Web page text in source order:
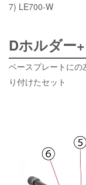
7) LE700-W
Dホルダー
ベースプレートにの
り付けたセット